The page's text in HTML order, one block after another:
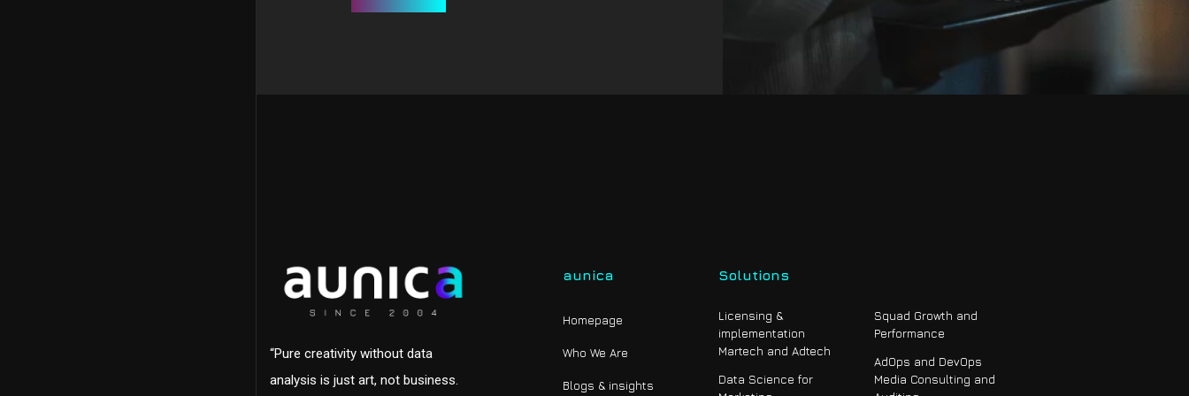
“Pure creativity without data
analysis is just art, not business.
aunica Solutions
Homepage
Who We Are
Blogs & insights
Licensing &
implementation
Martech and Adtech
Data Science for
Squad Growth and
Performance
AdOps and DevOps
Media Consulting and